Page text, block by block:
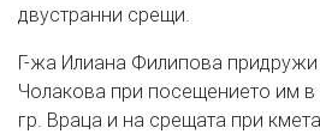
двустранни срещи.
Г-жа Илиана Филипова
Чолакова при посещението им
гр. Враца и на срещата при